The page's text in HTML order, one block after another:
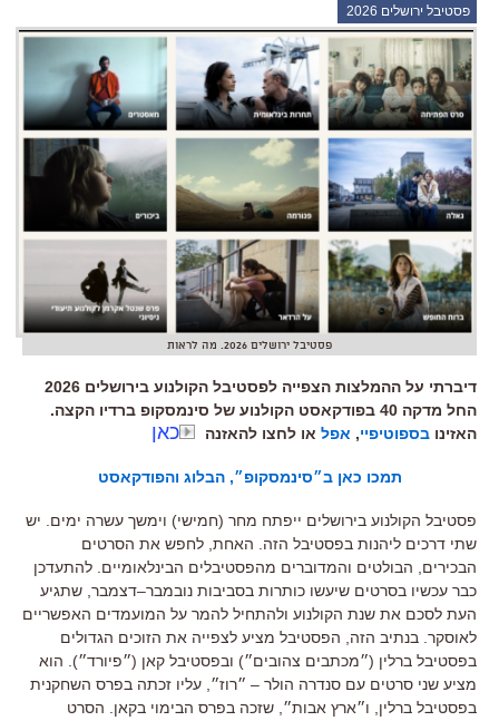
פסטיבל ירושלים 2026
פסטיבל ירושלים 2026. מה לראות
דיברתי על ההמלצות הצפייה לפסטיבל הקולנוע בירושלים 2026
החל מדקה 40 בפודקאסט הקולנוע של סינמסקופ ברדיו הקצה.
האזינו בספוטיפיי, אפל או לחצו להאזנה כאן
תמכו כאן ב״סינמסקופ״, הבלוג והפודקאסט
פסטיבל הקולנוע בירושלים ייפתח מחר (חמישי) וימשך עשרה ימים
יש
שתי דרכים ליהנות בפסטיבל הזה
האחת לחפש את הסרטים
הבכירים
הבולטים והמדוברים מהפסטיבלים הבינלאומיים להתעדכן
כבר עכשיו בסרטים שיעשו כותרות בסביבות נובמבר–דצמבר שתגיע
העת לסכם את שנת הקולנוע ולהתחיל להמר על המועמדים האפשריים
לאוסקר בנתיב הזה
הפסטיבל מציע לצפייה את הזוכים הגדולים
בפסטיבל ברלין (״מכתבים צהובים״) ובפסטיבל קאן (״פיורד״). הוא
מציע שני סרטים עם סנדרה הולר – ״רוז״ עליו זכתה בפרס השחקנית
בפסטיבל ברלין
ו״ארץ אבות״ שזכה בפרס הבימוי בקאן . הסרט